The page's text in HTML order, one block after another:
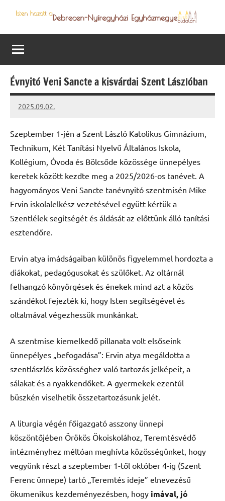
content
Debrecen-
Nyíregyházi
Egyházmegye
programjai
Évnyitó Veni Sancte a kisvárdai Szent Lászlóban
2025.09.02.
Leiszt
Szeptember 1-jén a Szent László Katolikus Gimnázium,
Technikum, Két Tanítási Nyelvű Általános Iskola,
Kollégium, Óvoda és Bölcsőde közössége ünnepélyes
keretek között kezdte meg a 2025/2026-os tanévet. A
hagyományos Veni Sancte tanévnyitó szentmisén Mike
Ervin iskolalelkész vezetésével együtt kértük a
Szentlélek segítségét és áldását az előttünk álló tanítási
esztendőre.
Ervin atya imádságaiban különös figyelemmel hordozta a
diákokat, pedagógusokat és szülőket. Az oltárnál
felhangzó könyörgések és énekek mind azt a közös
szándékot fejezték ki, hogy Isten segítségével és
oltalmával végezhessük munkánkat.
A szentmise kiemelkedő pillanata volt elsőseink
ünnepélyes „befogadása”: Ervin atya megáldotta a
szentlászlós közösséghez való tartozás jelképeit, a
sálakat és a nyakkendőket. A gyermekek ezentúl
büszkén viselhetik összetartozásunk jelét.
A liturgia végén főigazgató asszony ünnepi
köszöntőjében Örökös Ökoiskolához, Teremtésvédő
intézményhez méltóan meghívta közösségünket, hogy
vegyünk részt a szeptember 1-től október 4-ig (Szent
Ferenc ünnepe) tartó „Teremtés ideje” elnevezésű
ökumenikus kezdeményezésben, hogy imával, jó